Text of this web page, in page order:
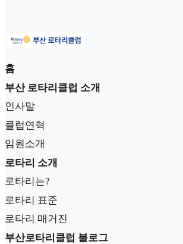
홈
부산 로타리클럽 소개
인사말
클럽연혁
임원소개
로타리 소개
로타리는?
로타리 표준
로타리 매거진
부산로타리클럽 블로그